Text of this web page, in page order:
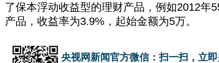
了保本浮动收益型的理财产品，例如2012年
产品，收益率为3.9%，起始金额为5万。
央视网新闻官方微信：扫一扫，立